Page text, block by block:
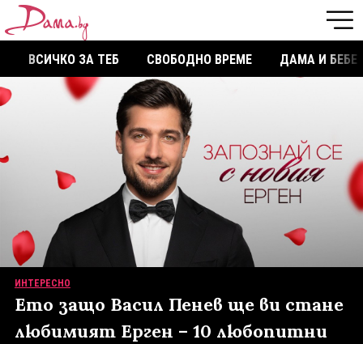
ВСИЧКО ЗА ТЕБ СВОБОДНО ВРЕМЕ ДАМА И БЕБЕ
ИНТЕРЕСНО
Ето защо Васил Пенев ще ви стане
любимият Ерген – 10 любопитни